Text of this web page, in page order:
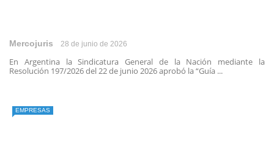
Mercojuris 28 de junio de 2026
En Argentina la Sindicatura General de la Nación mediante la
Resolución 197/2026 del 22 de junio 2026 aprobó la “Guía ...
EMPRESAS